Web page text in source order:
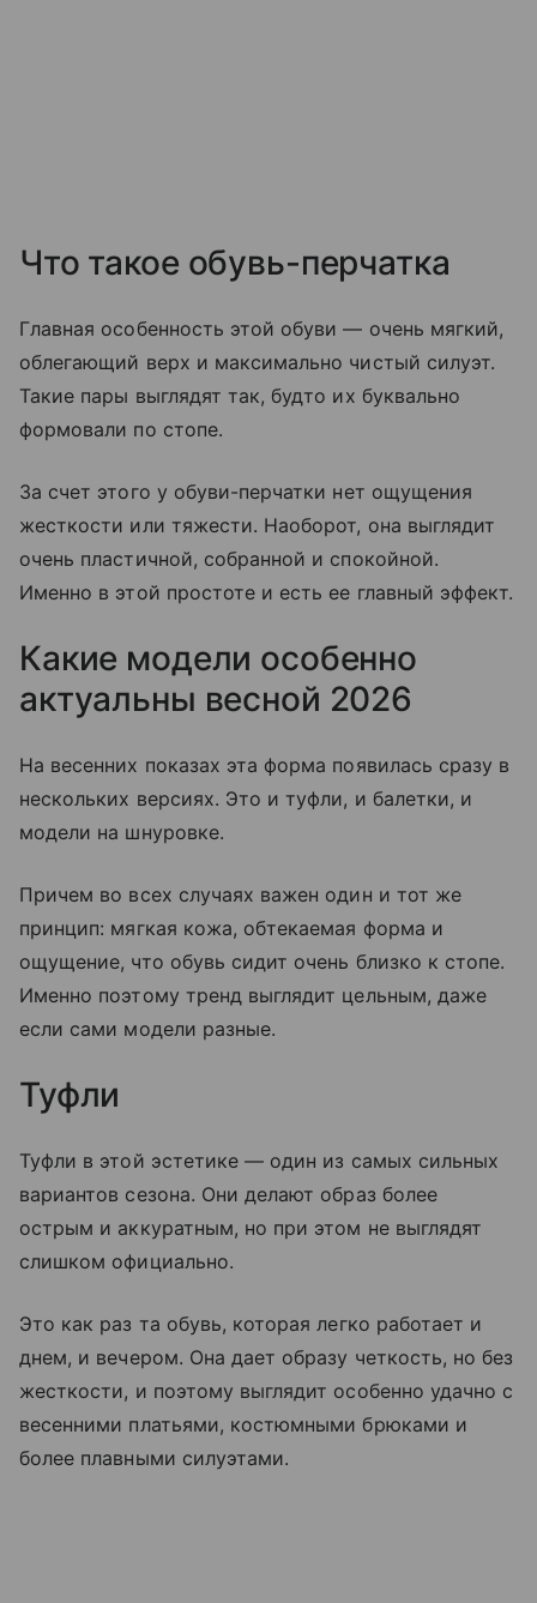
Что такое обувь-перчатка
Главная особенность этой обуви — очень мягкий,
облегающий верх и максимально чистый силуэт.
Такие пары выглядят так, будто их буквально
формовали по стопе.
За счет этого у обуви-перчатки нет ощущения
жесткости или тяжести. Наоборот, она выглядит
очень пластичной, собранной и спокойной.
Именно в этой простоте и есть ее главный эффект.
Какие модели особенно
актуальны весной 2026
На весенних показах эта форма появилась сразу в
нескольких версиях. Это и туфли, и балетки, и
модели на шнуровке.
Причем во всех случаях важен один и тот же
принцип: мягкая кожа, обтекаемая форма и
ощущение, что обувь сидит очень близко к стопе.
Именно поэтому тренд выглядит цельным, даже
если сами модели разные.
Туфли
Туфли в этой эстетике — один из самых сильных
вариантов сезона. Они делают образ более
острым и аккуратным, но при этом не выглядят
слишком официально.
Это как раз та обувь, которая легко работает и
днем, и вечером. Она дает образу четкость, но без
жесткости, и поэтому выглядит особенно удачно с
весенними платьями, костюмными брюками и
более плавными силуэтами.